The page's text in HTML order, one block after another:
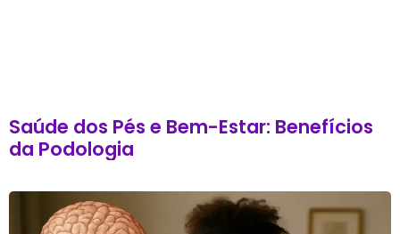
Saúde dos Pés e Bem-Estar: Benefícios
da Podologia